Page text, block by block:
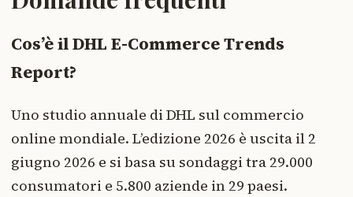
Cos’è il DHL E-Commerce Trends
Report?
Uno studio annuale di DHL sul commercio
online mondiale. L’edizione 2026 è uscita il 2
giugno 2026 e si basa su sondaggi tra 29.000
consumatori e 5.800 aziende in 29 paesi.